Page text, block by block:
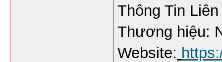
Thông Tin
Thương hiệu:
Website: